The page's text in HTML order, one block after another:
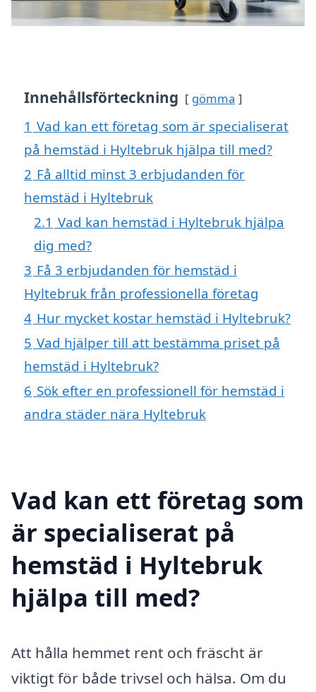
Innehållsförteckning gömma
1 Vad kan ett företag som är specialiserat
på hemstäd i Hyltebruk hjälpa till med?
2 Få alltid minst 3 erbjudanden för
hemstäd i Hyltebruk
2.1 Vad kan hemstäd i Hyltebruk hjälpa
dig med?
3 Få 3 erbjudanden för hemstäd i
Hyltebruk från professionella företag
4 Hur mycket kostar hemstäd i Hyltebruk?
5 Vad hjälper till att bestämma priset på
hemstäd i Hyltebruk?
6 Sök efter en professionell för hemstäd i
andra städer nära Hyltebruk
Vad kan ett företag som
är specialiserat på
hemstäd i Hyltebruk
hjälpa till med?
Att hålla hemmet rent och fräscht är
viktigt för både trivsel och hälsa. Om du